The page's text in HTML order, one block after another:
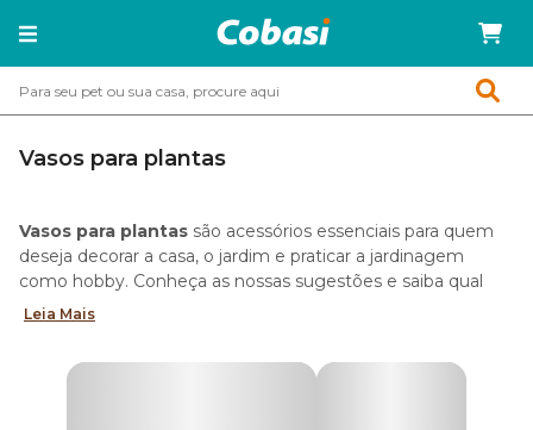
Vasos para plantas
Vasos para plantas são acessórios essenciais para quem
deseja decorar a casa, o jardim e praticar a jardinagem
como hobby. Conheça as nossas sugestões e saiba qual
vaso combina melhor com a sua plantinha preferida.
Tipos de vasos para plantas
Leia Mais